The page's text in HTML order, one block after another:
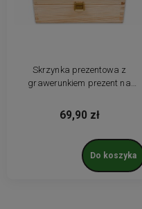
Skrzynka prezentowa z
grawerunkiem prezent na
herbat
69,90 zł
Do koszyka